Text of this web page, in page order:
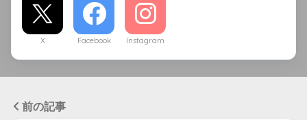
X Facebook Instagram
前の記事